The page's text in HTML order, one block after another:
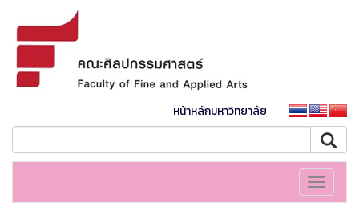
หน้าหลักมหาวิทยาลัย
Toggle